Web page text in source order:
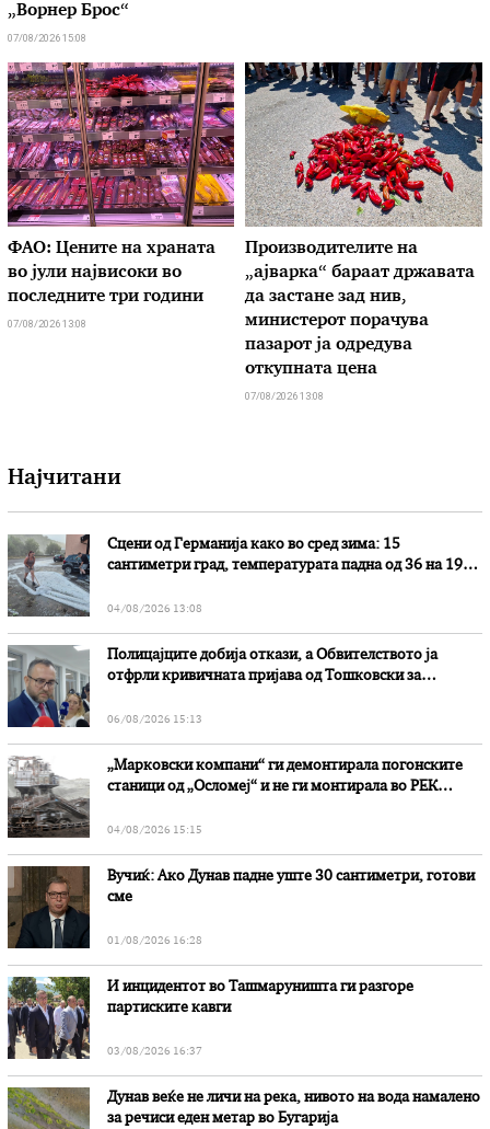
„Ворнер Брос“
07/08/2026 15:08
ФАО: Цените на храната
во јули највисоки во
последните три години
07/08/2026 13:08
Производителите на
„ајварка“ бараат државата
да застане зад нив,
министерот порачува
пазарот ја одредува
откупната цена
07/08/2026 13:08
Најчитани
Сцени од Германија како во сред зима: 15
сантиметри град, температурата падна од 36 на 19
04/08/2026 13:08
Полицајците добија откази, а Обвителството ја
отфрли кривичната пријава од Тошковски за
06/08/2026 15:13
„Марковски компани“ ги демонтирала погонските
станици од „Осломеј“ и не ги монтирала во РЕК
04/08/2026 15:15
Вучиќ: Ако Дунав падне уште 30 сантиметри, готови
сме
01/08/2026 16:28
И инцидентот во Ташмаруништa ги разгоре
партиските кавги
03/08/2026 16:37
Дунав веќе не личи на река, нивото на вода намалено
за речиси еден метар во Бугарија